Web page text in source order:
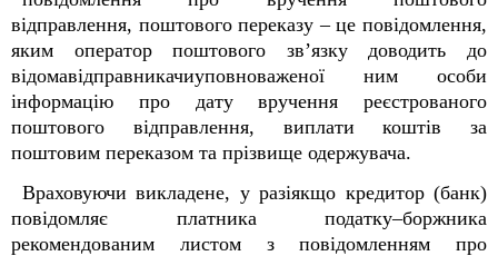
відправлення, поштового переказу – це повідомлення,
яким оператор поштового зв’язку доводить до
відомавідправникачиуповноваженої ним особи
інформацію про дату вручення реєстрованого
поштового відправлення, виплати коштів за
поштовим переказом та прізвище одержувача.
Враховуючи викладене, у разіякщо кредитор (банк)
повідомляє платника податку–боржника
рекомендованим листом з повідомленням про